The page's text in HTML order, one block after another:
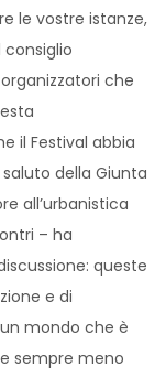
le vostre istanze,
che
il Festival abbia
della Giunta
all’urbanistica
– ha
queste
e di
mondo che è
sempre meno